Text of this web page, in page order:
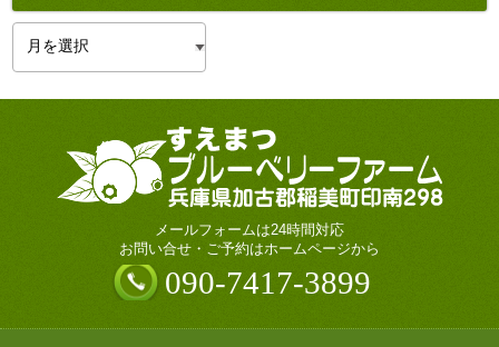
イ
メールフォームは24時間対応
お問い合せ・ご予約はホームページから
090-7417-3899